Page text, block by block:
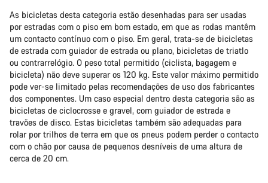
As bicicletas desta categoria estão desenhadas para ser usadas
por estradas com o piso em bom estado, em que as rodas mantêm
um contacto contínuo com o piso. Em geral, trata-se de bicicletas
de estrada com guiador de estrada ou plano, bicicletas de triatlo
ou contrarrelógio. O peso total permitido (ciclista, bagagem e
bicicleta) não deve superar os 120 kg. Este valor máximo permitido
pode ver-se limitado pelas recomendações de uso dos fabricantes
dos componentes. Um caso especial dentro desta categoria são as
bicicletas de ciclocrosse e gravel, com guiador de estrada e
travões de disco. Estas bicicletas também são adequadas para
rolar por trilhos de terra em que os pneus podem perder o contacto
com o chão por causa de pequenos desníveis de uma altura de
cerca de 20 cm.